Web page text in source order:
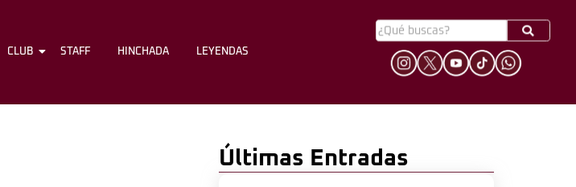
GRANATES CLUB STAFF HINCHADA
CLUB STAFF HINCHADA LEYENDAS
Últimas Entradas